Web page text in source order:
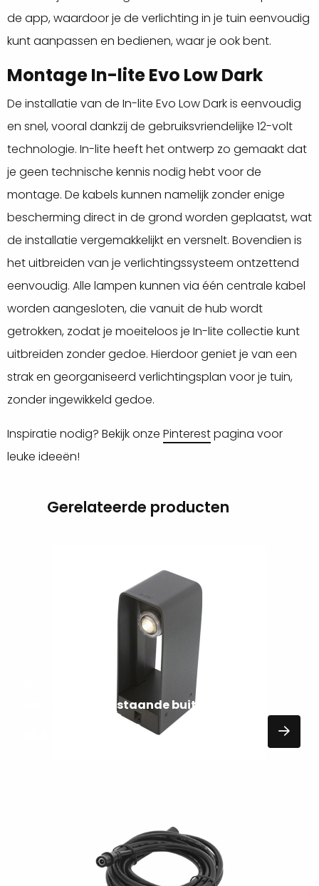
de app, waardoor je de verlichting in je tuin eenvoudig
kunt aanpassen en bedienen, waar je ook bent.
Montage In-lite Evo Low Dark
De installatie van de In-lite Evo Low Dark is eenvoudig
en snel, vooral dankzij de gebruiksvriendelijke 12-volt
technologie. In-lite heeft het ontwerp zo gemaakt dat
je geen technische kennis nodig hebt voor de
montage. De kabels kunnen namelijk zonder enige
bescherming direct in de grond worden geplaatst, wat
de installatie vergemakkelijkt en versnelt. Bovendien is
het uitbreiden van je verlichtingssysteem ontzettend
eenvoudig. Alle lampen kunnen via één centrale kabel
worden aangesloten, die vanuit de hub wordt
getrokken, zodat je moeiteloos je In-lite collectie kunt
uitbreiden zonder gedoe. Hierdoor geniet je van een
strak en georganiseerd verlichtingsplan voor je tuin,
zonder ingewikkeld gedoe.
Inspiratie nodig? Bekijk onze Pinterestpagina voor
leuke ideeën!
Gerelateerde producten
Ace dark In-Lite staande buitenlamp